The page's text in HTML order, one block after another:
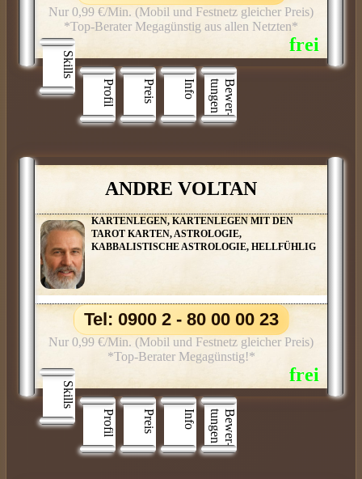
Skills
Profil
Preis Info B
e
w
e
r
­
t
u
n
g
e
n
Nur 0,99 €/Min. (Mobil und Festnetz gleicher Preis)
*Top-Berater Megagünstig aus allen Netzten*
ANDRE VOLTAN
KARTENLEGEN, KARTENLEGEN MIT DEN
TAROT KARTEN, ASTROLOGIE,
KABBALISTISCHE ASTROLOGIE, HELLFÜHLIG
Skills
Profil
Preis Info B
e
w
e
r
­
t
u
n
g
e
n
Tel: 0900 2 - 80 00 00 23
Nur 0,99 €/Min. (Mobil und Festnetz gleicher Preis)
*Top-Berater Megagünstig!*